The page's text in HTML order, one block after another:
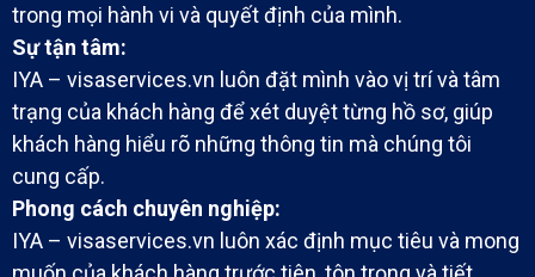
trong mọi hành vi và quyết định của mình.
Sự tận tâm:​
IYA – visaservices.vn luôn đặt mình vào vị trí và tâm
trạng của khách hàng để xét duyệt từng hồ sơ, giúp
khách hàng hiểu rõ những thông tin mà chúng tôi
cung cấp.
Phong cách chuyên nghiệp:
IYA – visaservices.vn luôn xác định mục tiêu và mong